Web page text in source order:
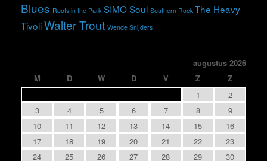
Blues Roots in the Park SIMOSoul Southern Rock The Heavy
TivoliWalter Trout Wende Snijders
augustus 2026
M
D W D V Z
Z
1
2
3
4 5 6 7 8
9
10
11 12 13 14 15
16
17
18 19 20 21 22
23
24
25 26 27 28 29
30